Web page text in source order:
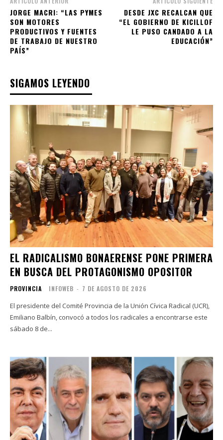
JORGE MACRI: “LAS PYMES
SON MOTORES
PRODUCTIVOS Y FUENTES
DE TRABAJO DE NUESTRO
PAÍS”
DESDE JXC RECALCAN QUE
“EL GOBIERNO DE KICILLOF
LE PUSO CANDADO A LA
EDUCACIÓN”
SIGAMOS LEYENDO
EL RADICALISMO BONAERENSE PONE PRIMERA
EN BUSCA DEL PROTAGONISMO OPOSITOR
PROVINCIA INFOWEB - 7 DE AGOSTO DE 2026
El presidente del Comité Provincia de la Unión Cívica Radical (UCR),
Emiliano Balbín, convocó a todos los radicales a encontrarse este
sábado 8 de...